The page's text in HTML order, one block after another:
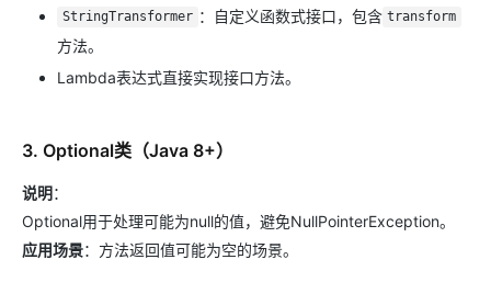
StringTransformer ：自定义函数式接口，包含 transform
方法。
Lambda表达式直接实现接口方法。
3. Optional类（Java 8+）
说明：
Optional用于处理可能为null的值，避免NullPointerException。
应用场景：方法返回值可能为空的场景。